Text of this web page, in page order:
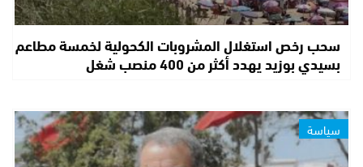
سحب رخص استغلال المشروبات الكحولية لخمسة مطاعم
بسيدي بوزيد يهدد أكثر من 400 منصب شغل
سياسة